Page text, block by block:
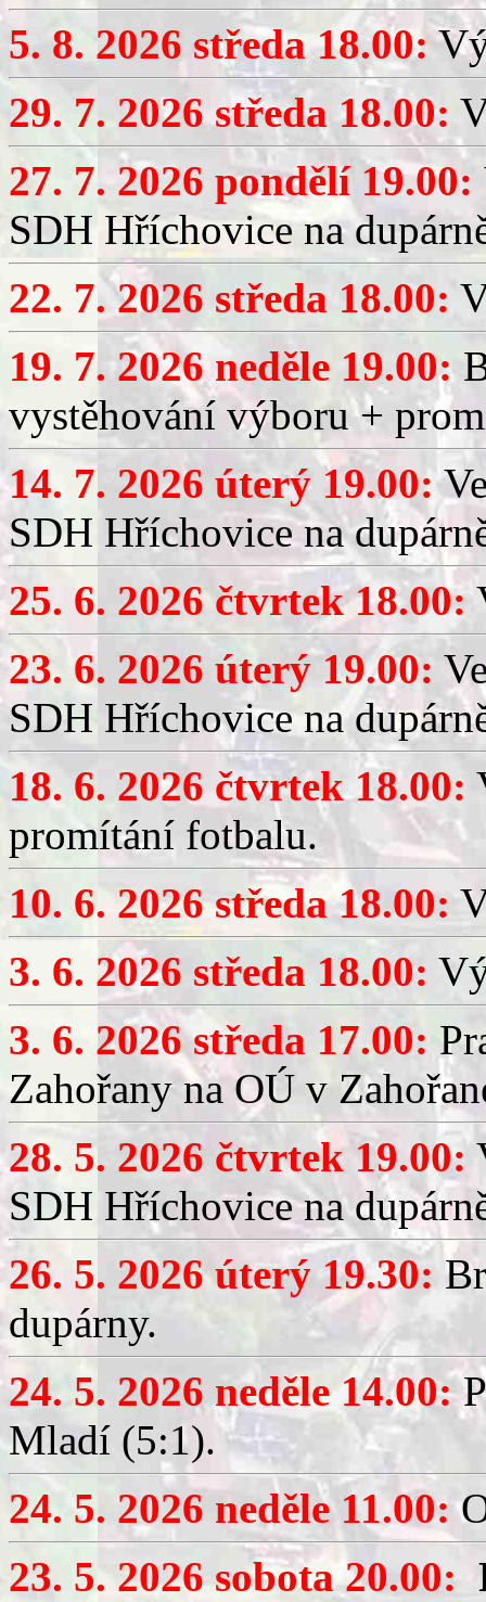
5. 8. 2026 středa 18.00:
29. 7. 2026 středa 18.00:
27. 7. 2026 pondělí 19.00:
SDH Hříchovice na
22. 7. 2026 středa 18.00:
19. 7. 2026 neděle 19.00:
vystěhování výboru +
14. 7. 2026 úterý 19.00:
SDH Hříchovice na
25. 6. 2026 čtvrtek 18.00:
23. 6. 2026 úterý 19.00:
SDH Hříchovice na
18. 6. 2026 čtvrtek 18.00:
promítání fotbalu.
10. 6. 2026 středa 18.00:
3. 6. 2026 středa 18.00:
3. 6. 2026 středa 17.00:
Zahořany na OÚ v
28. 5. 2026 čtvrtek 19.00:
SDH Hříchovice na
26. 5. 2026 úterý 19.30:
dupárny.
24. 5. 2026 neděle 14.00:
Mladí (5:1).
24. 5. 2026 neděle 11.00:
23. 5. 2026 sobota 20.00: